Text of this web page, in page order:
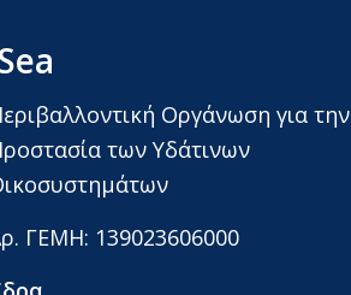
Οργάνωση για την
των Υδάτινων
ΓΕΜΗ: 139023606000